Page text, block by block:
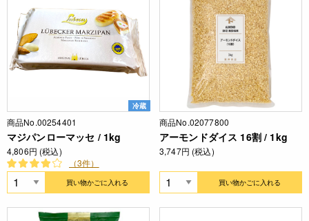
冷蔵
商品No.00254401
マジパンローマッセ / 1kg
4,806円 (税込)
（3件）
買い物かごに入れる
商品No.02077800
アーモンドダイス 16割 / 1kg
3,747円 (税込)
買い物かごに入れる